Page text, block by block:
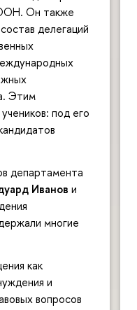
ООН. Он также
делегаций
Этим
под его
департамента
Иванов и
многие
как
и
вопросов